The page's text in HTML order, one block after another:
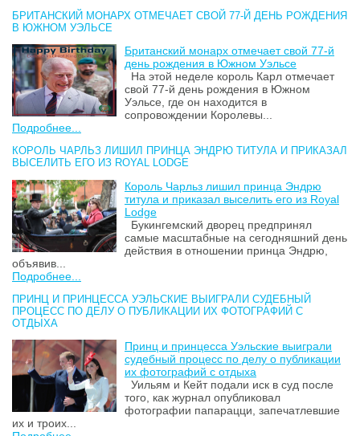
БРИТАНСКИЙ МОНАРХ ОТМЕЧАЕТ СВОЙ 77-Й ДЕНЬ РОЖДЕНИЯ
В ЮЖНОМ УЭЛЬСЕ
Британский монарх отмечает свой 77-й
день рождения в Южном Уэльсе
На этой неделе король Карл отмечает
свой 77-й день рождения в Южном
Уэльсе, где он находится в
сопровождении Королевы...
Подробнее...
КОРОЛЬ ЧАРЛЬЗ ЛИШИЛ ПРИНЦА ЭНДРЮ ТИТУЛА И ПРИКАЗАЛ
ВЫСЕЛИТЬ ЕГО ИЗ ROYAL LODGE
Король Чарльз лишил принца Эндрю
титула и приказал выселить его из Royal
Lodge
Букингемский дворец предпринял
самые масштабные на сегодняшний день
действия в отношении принца Эндрю,
объявив...
Подробнее...
ПРИНЦ И ПРИНЦЕССА УЭЛЬСКИЕ ВЫИГРАЛИ СУДЕБНЫЙ
ПРОЦЕСС ПО ДЕЛУ О ПУБЛИКАЦИИ ИХ ФОТОГРАФИЙ С
ОТДЫХА
Принц и принцесса Уэльские выиграли
судебный процесс по делу о публикации
их фотографий с отдыха
Уильям и Кейт подали иск в суд после
того, как журнал опубликовал
фотографии папарацци, запечатлевшие
их и троих...